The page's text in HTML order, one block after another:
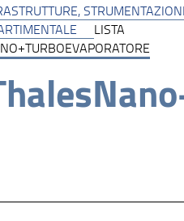
LISTA